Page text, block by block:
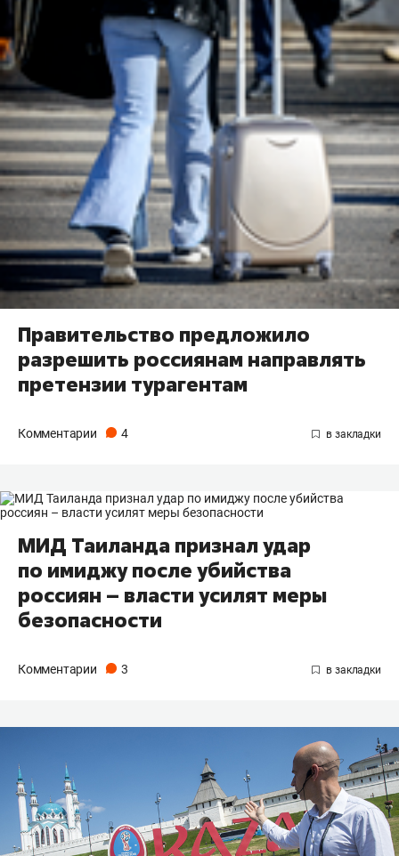
Правительство предложило
разрешить россиянам направлять
претензии турагентам
Комментарии 4
МИД Таиланда признал удар
по имиджу после убийства
россиян – власти усилят меры
безопасности
Комментарии 3